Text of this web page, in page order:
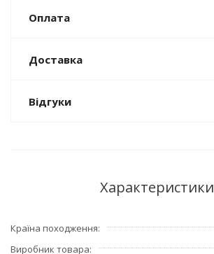
Оплата
Доставка
Відгуки
Характеристики
Країна походження
Виробник товара